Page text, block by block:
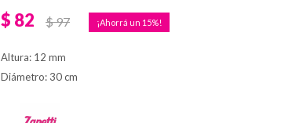
$ 82 $97 15
Altura: 12 mm
Diámetro: 30 cm